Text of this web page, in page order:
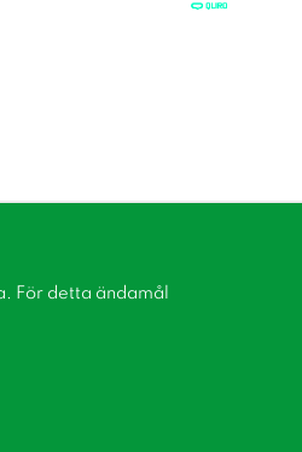
För detta ändamål